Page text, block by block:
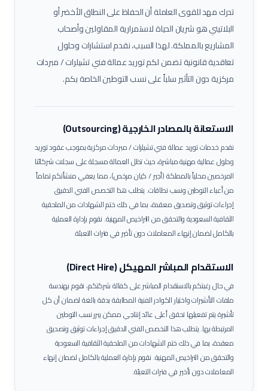
تدرك مهد للقوى العاملة أن الحفاظ على النطاق الأخضر أو
البلاتيني هو شريان الحياة لاستمرارية المقاولين وأصحاب
المشاريع بالمملكة. لهذا السبب، نقدم استشارات وحلول
تعاقدية قانونية تضمن لكم توريد عمالةفني تشيلرات / مبردات
مركزيةدون التأثير سلباً على نسب التوطين الخاصة بكم.
الاستعانة بالمصادر الخارجية (Outsourcing)
نقدم خدمات توريد عمالةفني تشيلرات / مبردات مركزيةبموجب عقود توريد
وحلول عمالية مهنية مباشرة، حيث تظل العمالة مسجلة على سجلات شركائنا
المرخصين محلياً بالمملكة (أجير / كيان مرخص)، مما يعفي منشأتكم تماماً
من أعباء التوطين ونسب نطاقات.يتطلب هذا التخصص الفني الدقيق
إجراءات توثيق وتصديق معقدة، بما في ذلك ختم الشهادات من الملحقية
الثقافية السعودية والتحقق من التراخيص المهنية. نقوم بإدارة العملية
بالكامل لضمان إنهاء المعاملات دون تأخير في فترات التعبئة.
الاستقدام المباشر المهيكل (Direct Hire)
في حال رغبتكم بالاستقدام المباشر على كفالة شركتكم، نقوم بهندسة
ملفات التأشيرات واختيار الكوادر الفنية المطابقة بدقة بالغة لضمان أن كل
تأشيرة يتم تفعيلها تحقق أعلى عائد إنتاجي ممكن يبرر نسب التوطين
المرتبطة بها.يتطلب هذا التخصص الفني الدقيق إجراءات توثيق وتصديق
معقدة، بما في ذلك ختم الشهادات من الملحقية الثقافية السعودية
والتحقق من التراخيص المهنية. نقوم بإدارة العملية بالكامل لضمان إنهاء
المعاملات دون تأخير في فترات التعبئة.